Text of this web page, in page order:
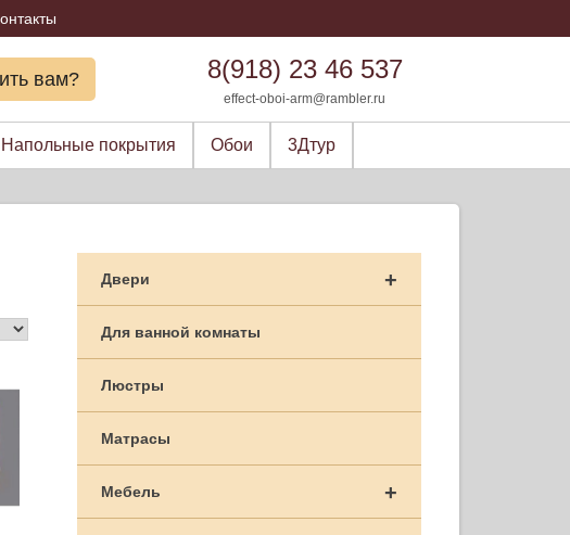
вам? 8(918) 23 46 537
effect-oboi-arm@rambler.ru
Напольные покрытия Обои 3Дтур
+
Двери
Для ванной комнаты
Люстры
Матрасы
+
Мебель